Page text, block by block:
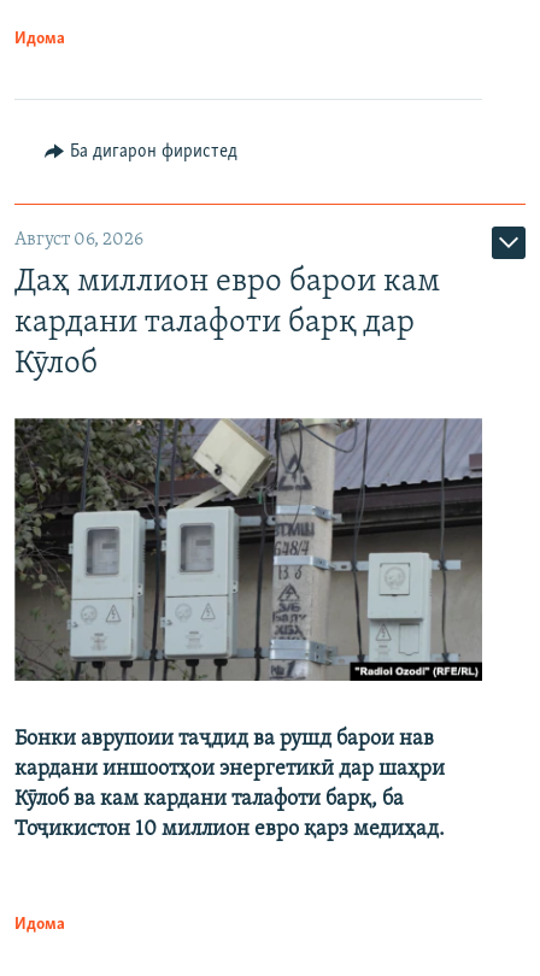
Идома
Ба дигарон фиристед
Август 06, 2026
Даҳ миллион евро барои кам
кардани талафоти барқ дар
Кӯлоб
Бонки аврупоии таҷдид ва рушд барои нав
кардани иншоотҳои энергетикӣ дар шаҳри
Кӯлоб ва кам кардани талафоти барқ, ба
Тоҷикистон 10 миллион евро қарз медиҳад.
Идома